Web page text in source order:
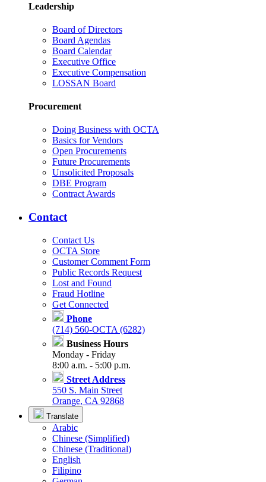
Leadership
Board of Directors
Board Agendas
Board Calendar
Executive Office
Executive Compensation
LOSSAN Board
Procurement
Doing Business with OCTA
Basics for Vendors
Open Procurements
Future Procurements
Unsolicited Proposals
DBE Program
Contract Awards
Contact
Contact Us
OCTA Store
Customer Comment Form
Public Records Request
Lost and Found
Fraud Hotline
Get Connected
Phone
(714) 560-OCTA (6282)
Business Hours
Monday - Friday
8:00 a.m. - 5:00 p.m.
Street Address
550 S. Main Street
Orange, CA 92868
Translate
Arabic
Chinese (Simplified)
Chinese (Traditional)
English
Filipino